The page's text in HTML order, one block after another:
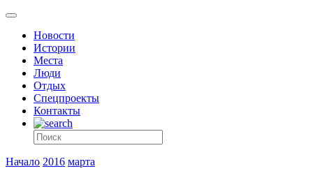
Новости
Истории
Места
Люди
Отдых
Спецпроекты
Контакты
Начало 2016 марта